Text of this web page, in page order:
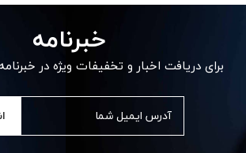
خبرنامه
برای دریافت اخبار و تخفیفات ویژه در